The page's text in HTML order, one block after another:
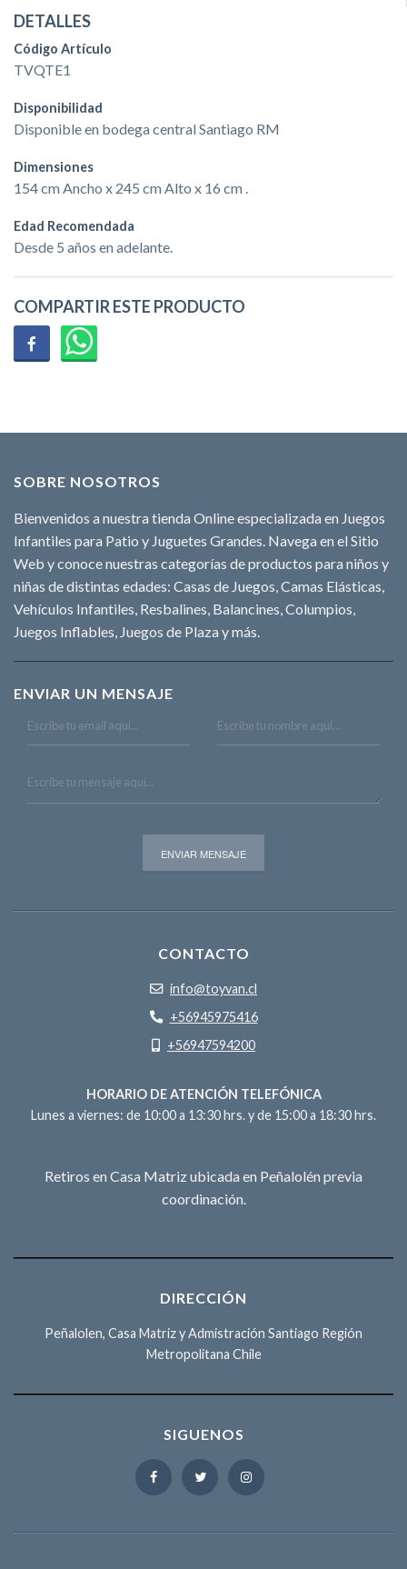
DETALLES
Código Artículo
TVQTE1
Disponibilidad
Disponible en bodega central Santiago RM
Dimensiones
154 cm Ancho x 245 cm Alto x 16 cm .
Edad Recomendada
Desde 5 años en adelante.
COMPARTIR ESTE PRODUCTO
SOBRE NOSOTROS
Bienvenidos a nuestra tienda Online especializada en Juegos
Infantiles para Patio y Juguetes Grandes. Navega en el Sitio
Web y conoce nuestras categorías de productos para niños y
niñas de distintas edades: Casas de Juegos, Camas Elásticas,
Vehículos Infantiles, Resbalines, Balancines, Columpios,
Juegos Inflables, Juegos de Plaza y más.
ENVIAR UN MENSAJE
CONTACTO
info@toyvan.cl
+56945975416
+56947594200
HORARIO DE ATENCIÓN TELEFÓNICA
Lunes a viernes: de 10:00 a 13:30 hrs. y de 15:00 a 18:30 hrs.
Retiros en Casa Matriz ubicada en Peñalolén previa
coordinación.
DIRECCIÓN
Peñalolen, Casa Matriz y Admistración Santiago Región
Metropolitana Chile
SIGUENOS